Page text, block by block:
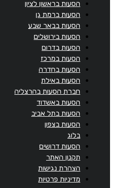
הסעות בראשון לציון
הסעות ברמת גן
הסעות בבאר שבע
הסעות בירושלים
הסעות בדרום
הסעות במרכז
הסעות בחדרה
הסעות באילת
חברת הסעות בהרצליה
הסעות באשדוד
הסעות בתל אביב
הסעות בצפון
בלוג
הסעות דרושים
תקנון האתר
הצהרת נגישות
מדיניות פרטיות